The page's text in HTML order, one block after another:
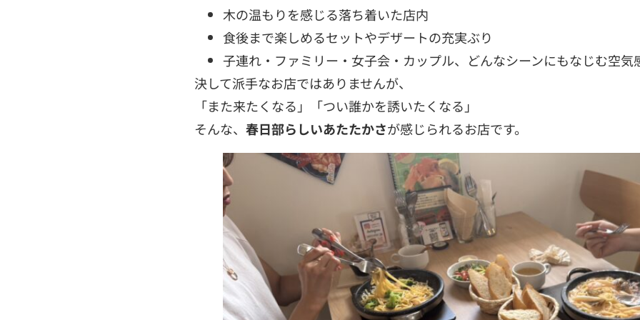
木の温もりを感じる落ち着いた店内
食後まで楽しめるセットやデザートの充実ぶり
子連れ・ファミリー・女子会・カップル、どんなシーンにもなじむ空気
決して派手なお店ではありませんが、
「また来たくなる」「つい誰かを誘いたくなる」
そんな、 春日部らしいあたたかさが感じられるお店です。